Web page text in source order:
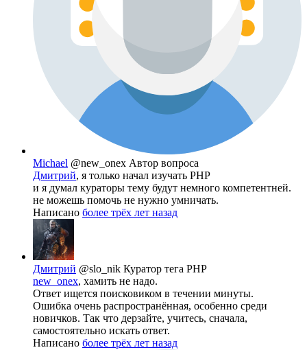
Michael @new_onex Автор вопроса
Дмитрий, я только начал изучать PHP
и я думал кураторы тему будут немного компетентней.
не можешь помочь не нужно умничать.
Написано более трёх лет назад
Дмитрий @slo_nik Куратор тега PHP
new_onex, хамить не надо.
Ответ ищется поисковиком в течении минуты.
Ошибка очень распространённая, особенно среди
новичков. Так что дерзайте, учитесь, сначала,
самостоятельно искать ответ.
Написано более трёх лет назад